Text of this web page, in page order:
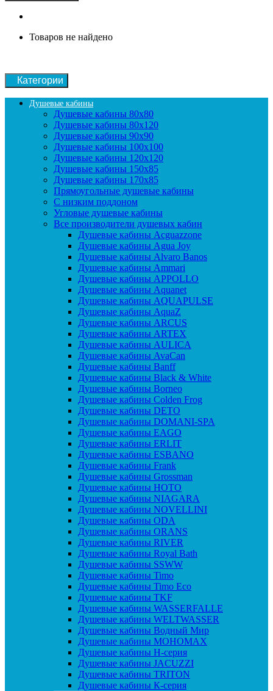
Товаров не найдено
Категории
Душевые кабины
Душевые кабины 80x80
Душевые кабины 80x120
Душевые кабины 90х90
Душевые кабины 100x100
Душевые кабины 120x120
Душевые кабины 150x85
Душевые кабины 170x85
Прямоугольные душевые кабины
С низким поддоном
Угловые душевые кабины
Все производители душевых кабин
Душевые кабины Acguazzone
Душевые кабины Agua Joy
Душевые кабины Alvaro Banos
Душевые кабины Ammari
Душевые кабины APPOLLO
Душевые кабины Aquanet
Душевые кабины AQUAPULSE
Душевые кабины AquaZ
Душевые кабины ARCUS
Душевые кабины ARTEX
Душевые кабины AULICA
Душевые кабины AvaCan
Душевые кабины Banff
Душевые кабины Black & White
Душевые кабины Borneo
Душевые кабины Colden Frog
Душевые кабины DETO
Душевые кабины DOMANI-SPA
Душевые кабины EAGO
Душевые кабины ERLIT
Душевые кабины ESBANO
Душевые кабины Frank
Душевые кабины Grossman
Душевые кабины HOTO
Душевые кабины NIAGARA
Душевые кабины NOVELLINI
Душевые кабины ODA
Душевые кабины ORANS
Душевые кабины RIVER
Душевые кабины Royal Bath
Душевые кабины SSWW
Душевые кабины Timo
Душевые кабины Timo Eco
Душевые кабины TKF
Душевые кабины WASSERFALLE
Душевые кабины WELTWASSER
Душевые кабины Водный Мир
Душевые кабины МОНОМАХ
Душевые кабины H-серия
Душевые кабины JACUZZI
Душевые кабины TRITON
Душевые кабины К-серия